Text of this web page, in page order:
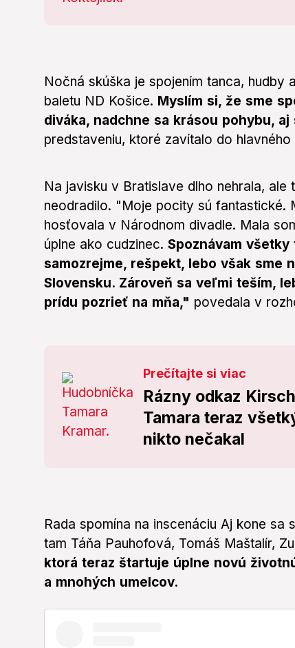
Nočná skúška je spojením tanca,
baletu ND Košice. Myslím si, že sme
diváka, nadchne sa krásou pohybu,
predstaveniu, ktoré zavítalo do hlavného
Na javisku v Bratislave dlho nehrala,
neodradilo. "Moje pocity sú fantastické.
hosťovala v Národnom divadle. Mala
úplne ako cudzinec. Spoznávam
samozrejme, rešpekt, lebo však sme
Slovensku. Zároveň sa veľmi teším,
prídu pozrieť na mňa," povedala v
Prečítajte si viac
Rázny odkaz
Tamara teraz
nikto nečakal
Rada spomína na inscenáciu Aj kone
tam Táňa Pauhofová, Tomáš Maštalír,
ktorá teraz štartuje úplne novú
a mnohých umelcov.